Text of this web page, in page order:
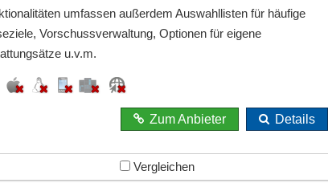
umfassen außerdem Auswahllisten für häufige
Vorschussverwaltung, Optionen für eigene
u.v.m.
Zum Anbieter Details
Vergleichen